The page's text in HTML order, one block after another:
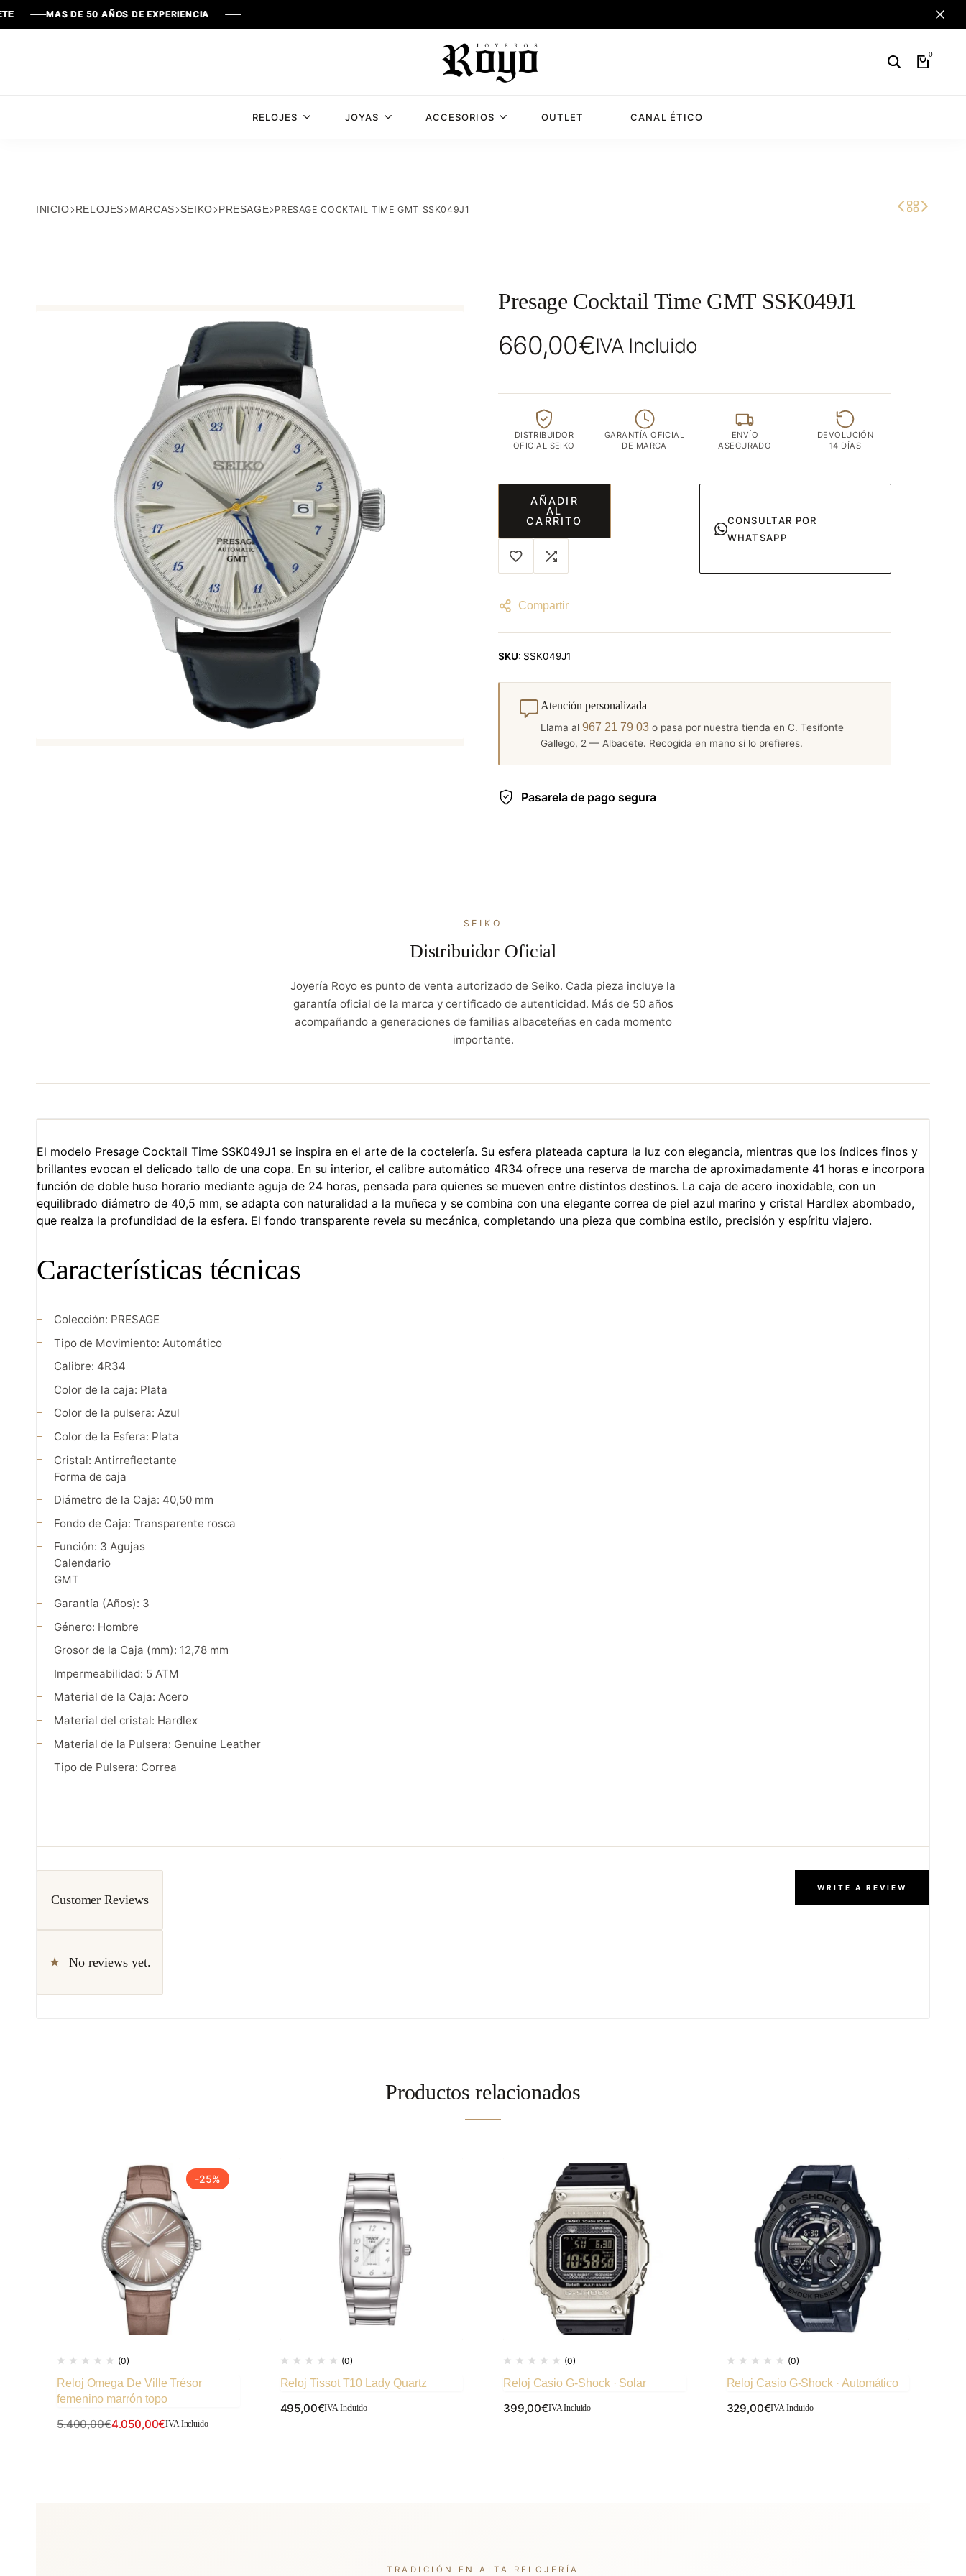
DE 50 AÑOS DE EXPERIENCIA
DE 50 AÑOS DE EXPERIENCIA
DE 50 AÑOS DE EXPERIENCIA
DE 50 AÑOS DE EXPERIENCIA
con
0
RELOJES JOYAS ACCESORIOS OUTLET CANAL ÉTICO
INICIO RELOJES MARCAS SEIKO PRESAGE PRESAGE COCKTAIL TIME GMT SSK049J1
Presage Cocktail Time GMT SSK049J1
660,00€IVA Incluido
DISTRIBUIDOR
OFICIAL SEIKO
GARANTÍA OFICIAL
DE MARCA
ENVÍO
ASEGURADO
DEVOLUCIÓN
14 DÍAS
AÑADIR
AL
CARRITO
CONSULTAR POR
WHATSAPP
Compartir
SKU: SSK049J1
Atención personalizada
Llama al 967 21 79 03 o pasa por nuestra tienda en C. Tesifonte
Gallego, 2 — Albacete. Recogida en mano si lo prefieres.
Pasarela de pago segura
SEIKO
Distribuidor Oficial
Joyería Royo es punto de venta autorizado de Seiko. Cada pieza incluye la
garantía oficial de la marca y certificado de autenticidad. Más de 50 años
acompañando a generaciones de familias albaceteñas en cada momento
importante.
El modelo Presage Cocktail Time SSK049J1 se inspira en el arte de la coctelería. Su esfera plateada captura la luz con elegancia, mientras que los índices finos y
brillantes evocan el delicado tallo de una copa. En su interior, el calibre automático 4R34 ofrece una reserva de marcha de aproximadamente 41 horas e incorpora
función de doble huso horario mediante aguja de 24 horas, pensada para quienes se mueven entre distintos destinos. La caja de acero inoxidable, con un
equilibrado diámetro de 40,5 mm, se adapta con naturalidad a la muñeca y se combina con una elegante correa de piel azul marino y cristal Hardlex abombado,
que realza la profundidad de la esfera. El fondo transparente revela su mecánica, completando una pieza que combina estilo, precisión y espíritu viajero.
Características técnicas
Colección: PRESAGE
Tipo de Movimiento: Automático
Calibre: 4R34
Color de la caja: Plata
Color de la pulsera: Azul
Color de la Esfera: Plata
Cristal: Antirreflectante
Forma de caja
Diámetro de la Caja: 40,50 mm
Fondo de Caja: Transparente rosca
Función: 3 Agujas
Calendario
GMT
Garantía (Años): 3
Género: Hombre
Grosor de la Caja (mm): 12,78 mm
Impermeabilidad: 5 ATM
Material de la Caja: Acero
Material del cristal: Hardlex
Material de la Pulsera: Genuine Leather
Tipo de Pulsera: Correa
Customer Reviews
No reviews yet.
WRITE A REVIEW
Productos relacionados
-25%
(0)
Reloj Omega De Ville Trésor
femenino marrón topo
5.400,00€4.050,00€IVA Incluido
(0)
Reloj Tissot T10 Lady Quartz
495,00€IVA Incluido
(0)
Reloj Casio G-Shock · Solar
399,00€IVA Incluido
(0)
Reloj Casio G-Shock · Automático
329,00€IVA Incluido
TRADICIÓN EN ALTA RELOJERÍA